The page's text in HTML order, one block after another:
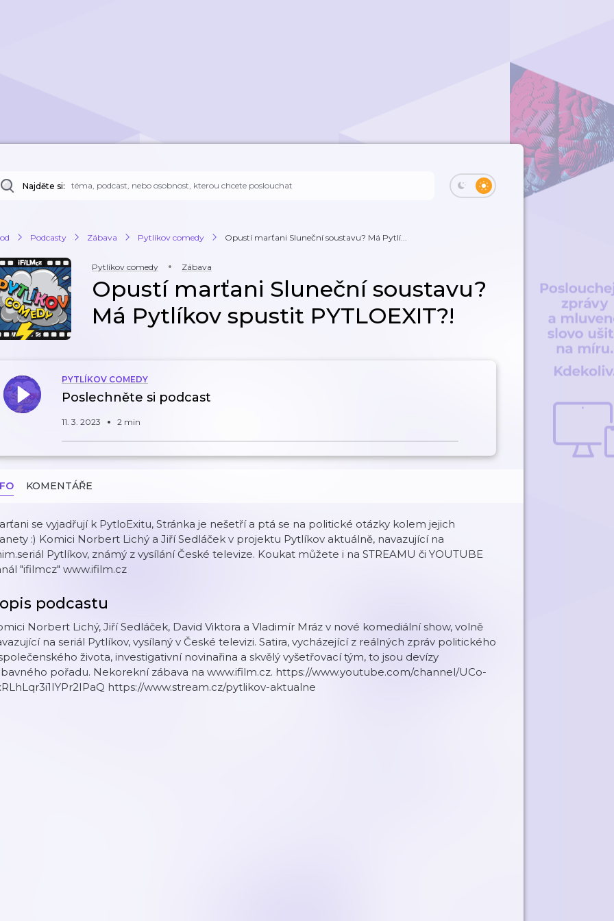
Najděte si:
Podcasty Zábava Pytlíkov comedy Opustí marťani Sluneční soustavu? Má Pytlí...
Pytlíkov comedy Zábava
Opustí marťani Sluneční soustavu?
Má Pytlíkov spustit PYTLOEXIT?!
PYTLÍKOV COMEDY
Poslechněte si podcast
11. 3. 2023 2 min
KOMENTÁŘE
se vyjadřují k PytloExitu, Stránka je nešetří a ptá se na politické otázky kolem jejich
:) Komici Norbert Lichý a Jiří Sedláček v projektu Pytlíkov aktuálně, navazující na
Pytlíkov, známý z vysílání České televize. Koukat můžete i na STREAMU či YOUTUBE
"ifilmcz" www.ifilm.cz
podcastu
Norbert Lichý, Jiří Sedláček, David Viktora a Vladimír Mráz v nové komediální show, volně
na seriál Pytlíkov, vysílaný v České televizi. Satira, vycházející z reálných zpráv politického
života, investigativní novinařina a skvělý vyšetřovací tým, to jsou devízy
pořadu. Nekorekní zábava na www.ifilm.cz. https://www.youtube.com/channel/UCo-
https://www.stream.cz/pytlikov-aktualne